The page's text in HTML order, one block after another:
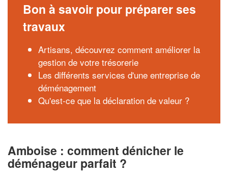
Bon à savoir pour préparer ses
travaux
Artisans, découvrez comment améliorer la
gestion de votre trésorerie
Les différents services d'une entreprise de
déménagement
Qu'est-ce que la déclaration de valeur ?
Amboise : comment dénicher le
déménageur parfait ?